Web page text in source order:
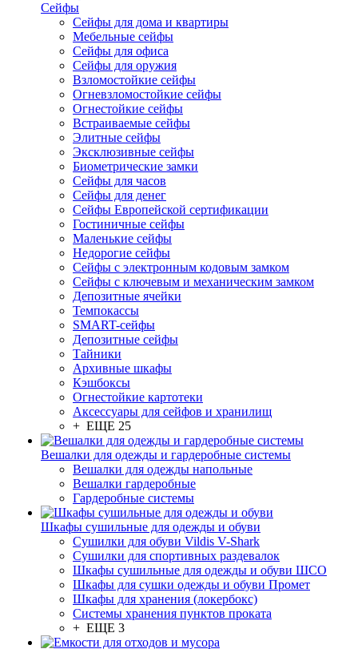
Сейфы
Сейфы для дома и квартиры
Мебельные сейфы
Сейфы для офиса
Сейфы для оружия
Взломостойкие сейфы
Огневзломостойкие сейфы
Огнестойкие сейфы
Встраиваемые сейфы
Элитные сейфы
Эксклюзивные сейфы
Биометрические замки
Сейфы для часов
Сейфы для денег
Сейфы Европейской сертификации
Гостиничные сейфы
Маленькие сейфы
Недорогие сейфы
Сейфы с электронным кодовым замком
Сейфы с ключевым и механическим замком
Депозитные ячейки
Темпокассы
SMART-сейфы
Депозитные сейфы
Тайники
Архивные шкафы
Кэшбоксы
Огнестойкие картотеки
Аксессуары для сейфов и хранилищ
+ ЕЩЕ 25
Вешалки для одежды и гардеробные системы
Вешалки для одежды напольные
Вешалки гардеробные
Гардеробные системы
Шкафы сушильные для одежды и обуви
Сушилки для обуви Vildis V-Shark
Сушилки для спортивных раздевалок
Шкафы сушильные для одежды и обуви ШСО
Шкафы для сушки одежды и обуви Промет
Шкафы для хранения (локербокс)
Системы хранения пунктов проката
+ ЕЩЕ 3